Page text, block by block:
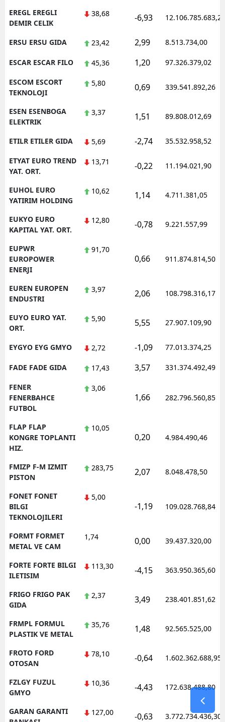
EREGL EREGLI
DEMIR CELIK
38,68 -6,93 12.106.785.683,20
ERSU ERSU GIDA 23,42 2,99 8.513.734,00
ESCAR ESCAR FILO 45,36 1,20 97.326.379,02
ESCOM ESCORT
TEKNOLOJI
5,80 0,69 339.541.892,26
ESEN ESENBOGA
ELEKTRIK
3,37 1,51 89.808.012,69
ETILR ETILER GIDA 5,69 -2,74 35.532.958,52
ETYAT EURO TREND
YAT. ORT.
13,71 -0,22 11.194.021,90
EUHOL EURO
YATIRIM HOLDING
10,62 1,14 4.711.381,05
EUKYO EURO
KAPITAL YAT. ORT.
12,80 -0,78 9.221.557,99
EUPWR
EUROPOWER
ENERJI
91,70
0,66 911.874.814,50
EUREN EUROPEN
ENDUSTRI
3,97 2,06 108.798.316,17
EUYO EURO YAT.
ORT.
5,90 5,55 27.907.109,90
EYGYO EYG GMYO 2,72 -1,09 77.013.374,25
FADE FADE GIDA 17,43 3,57 331.374.492,49
FENER
FENERBAHCE
FUTBOL
3,06
1,66 282.796.560,85
FLAP FLAP
KONGRE TOPLANTI
HIZ.
10,05
0,20 4.984.490,46
FMIZP F-M IZMIT
PISTON
283,75 2,07 8.048.478,50
FONET FONET
BILGI
TEKNOLOJILERI
5,00
-1,19 109.028.768,84
FORMT FORMET
METAL VE CAM
1,74 0,00 39.437.320,00
FORTE FORTE BILGI
ILETISIM
113,30 -4,15 363.950.365,60
FRIGO FRIGO PAK
GIDA
2,37 3,49 238.401.851,62
FRMPL FORMUL
PLASTIK VE METAL
35,76 1,48 92.565.525,00
FROTO FORD
OTOSAN
78,10 -0,64 1.602.362.688,95
FZLGY FUZUL
GMYO
10,36 -4,43 172.638.488,80
GARAN GARANTI
127,00 -0,63 3.772.734.436,30